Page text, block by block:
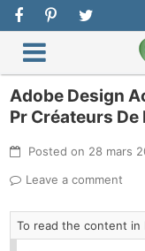
Adobe Design
Pr Créateurs De
Posted on 28 mars
Leave a comment
To read the content